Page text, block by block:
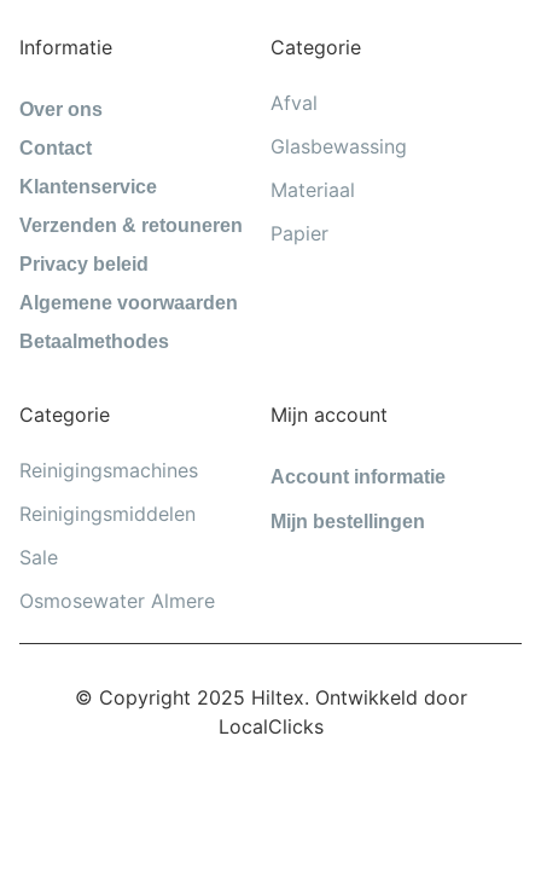
Informatie
Over ons
Contact
Klantenservice
Verzenden & retouneren
Privacy beleid
Algemene voorwaarden
Betaalmethodes
Categorie
Afval
Glasbewassing
Materiaal
Papier
Categorie
Reinigingsmachines
Reinigingsmiddelen
Sale
Osmosewater Almere
Mijn account
Account informatie
Mijn bestellingen
© Copyright 2025 Hiltex. Ontwikkeld door
LocalClicks